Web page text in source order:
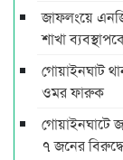
জাফলংয়ে
শাখা
গোয়াইনঘাট
ওমর ফারুক
গোয়াইনঘাটে
৭ জনের